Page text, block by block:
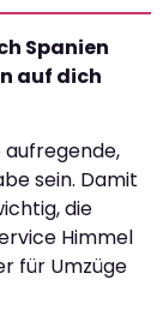
Spanien
auf dich
aufregende,
sein. Damit
die
Himmel
für Umzüge